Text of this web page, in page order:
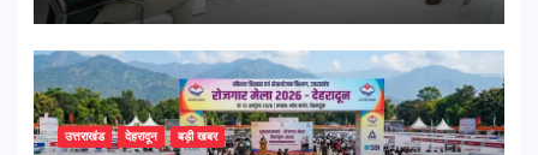
उत्तराखंड देहरादून बड़ी खबर